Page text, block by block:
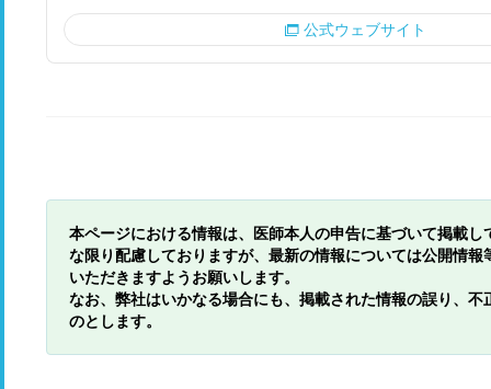
公式ウェブサイト
本ページにおける情報は、医師本人の申告に基づいて掲載
な限り配慮しておりますが、最新の情報については公開情
いただきますようお願いします。
なお、弊社はいかなる場合にも、掲載された情報の誤り、
のとします。